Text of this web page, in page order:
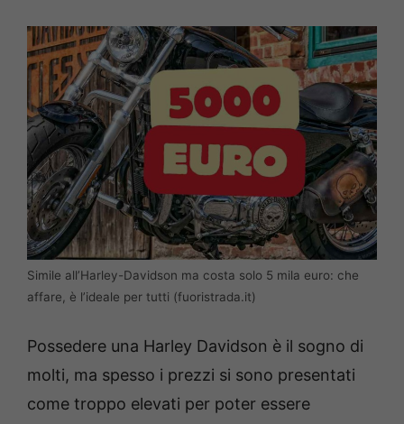
Simile all’Harley-Davidson ma costa solo 5 mila euro: che
affare, è l’ideale per tutti (fuoristrada.it)
Possedere una Harley Davidson è il sogno di
molti, ma spesso i prezzi si sono presentati
come troppo elevati per poter essere